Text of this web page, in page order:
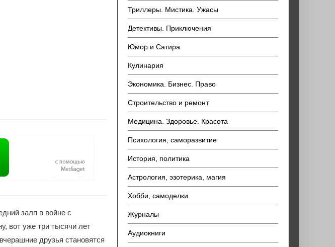
залп в войне с
вот уже три тысячи лет
друзья становятся
Триллеры. Мистика. Ужасы
Детективы. Приключения
Юмор и Сатира
Кулинария
Экономика. Бизнес. Право
Строительство и ремонт
Медицина. Здоровье. Красота
Психология, саморазвитие
История, политика
Астрология, эзотерика, магия
Хобби, самоделки
Журналы
Аудиокниги